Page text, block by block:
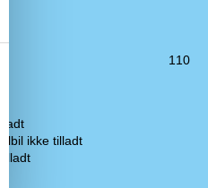
110
ikke tilladt
tilladt